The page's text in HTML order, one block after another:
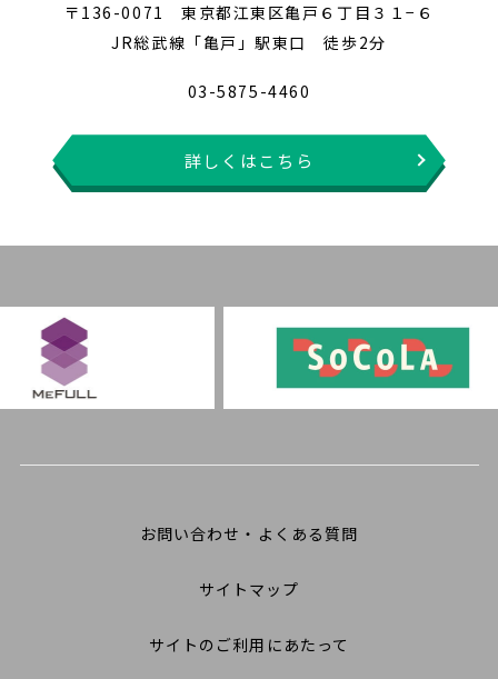
〒136-0071 東京都江東区亀戸６丁目３１−６
JR総武線「亀戸」駅東口 徒歩2分
03-5875-4460
詳しくはこちら
お問い合わせ・よくある質問
サイトマップ
サイトのご利用にあたって